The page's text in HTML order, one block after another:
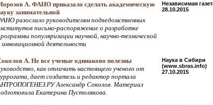
А. ФАНО приказало сделать академическую
занимательной
разослало руководителям подведомственных
письмо-распоряжение о разработке
популяризации научной, научно-технической
инновационной деятельности
Независимая
28.10.2015
А. Не все ученые одинаково полезны
как отличить настоящего ученого от
дает создатель и редактор портала
Александр Соколов. Материал
Екатерина Пустолякова.
Наука в Сибири
(www.sbras.info)
27.10.2015